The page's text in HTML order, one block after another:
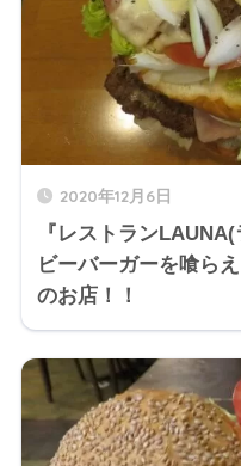
2020年12月6日
『レストラン
ビーバーガーを喰ら
のお店！！